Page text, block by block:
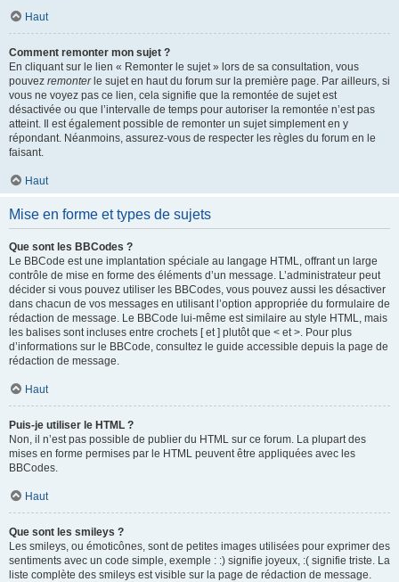
Haut
Comment remonter mon sujet ?
En cliquant sur le lien « Remonter le sujet » lors de sa consultation, vous
pouvez remonterle sujet en haut du forum sur la première page. Par ailleurs, si
vous ne voyez pas ce lien, cela signifie que la remontée de sujet est
désactivée ou que l’intervalle de temps pour autoriser la remontée n’est pas
atteint. Il est également possible de remonter un sujet simplement en y
répondant. Néanmoins, assurez-vous de respecter les règles du forum en le
faisant.
Haut
Mise en forme et types de sujets
Que sont les BBCodes ?
Le BBCode est une implantation spéciale au langage HTML, offrant un large
contrôle de mise en forme des éléments d’un message. L’administrateur peut
décider si vous pouvez utiliser les BBCodes, vous pouvez aussi les désactiver
dans chacun de vos messages en utilisant l’option appropriée du formulaire de
rédaction de message. Le BBCode lui-même est similaire au style HTML, mais
les balises sont incluses entre crochets [ et ] plutôt que < et >. Pour plus
d’informations sur le BBCode, consultez le guide accessible depuis la page de
rédaction de message.
Haut
Puis-je utiliser le HTML ?
Non, il n’est pas possible de publier du HTML sur ce forum. La plupart des
mises en forme permises par le HTML peuvent être appliquées avec les
BBCodes.
Haut
Que sont les smileys ?
Les smileys, ou émoticônes, sont de petites images utilisées pour exprimer des
sentiments avec un code simple, exemple : :) signifie joyeux, :( signifie triste. La
liste complète des smileys est visible sur la page de rédaction de message.